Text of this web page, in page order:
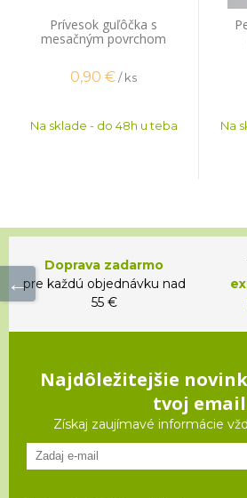
Prívesok guľôčka s
mesačným povrchom
8x5mm zlatý nerez (ion
0,90 €/ ks
Na sklade - do 48h u teba Na
Doprava zadarmo
pre každú objednávku nad
55 €
Najdôležitejšie
tvoj email
Získaj zaujímavé informácie